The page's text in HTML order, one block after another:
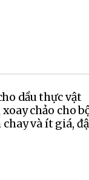
dầu thực vật
xoay chảo cho
và ít giá,